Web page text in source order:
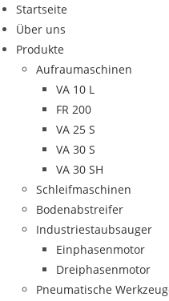
Startseite
Über uns
Produkte
Aufraumaschinen
VA 10 L
FR 200
VA 25 S
VA 30 S
VA 30 SH
Schleifmaschinen
Bodenabstreifer
Industriestaubsauger
Einphasenmotor
Dreiphasenmotor
Pneumatische